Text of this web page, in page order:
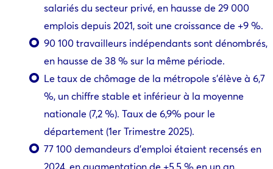
salariés du secteur privé, en hausse de 29 000
emplois depuis 2021, soit une croissance de +9 %.
90 100 travailleurs indépendants sont dénombrés,
en hausse de 38 % sur la même période.
Le taux de chômage de la métropole s’élève à 6,7
%, un chiffre stable et inférieur à la moyenne
nationale (7,2 %). Taux de 6,9% pour le
département (1er Trimestre 2025).
77 100 demandeurs d’emploi étaient recensés en
2024, en augmentation de +5,5 % en un an,